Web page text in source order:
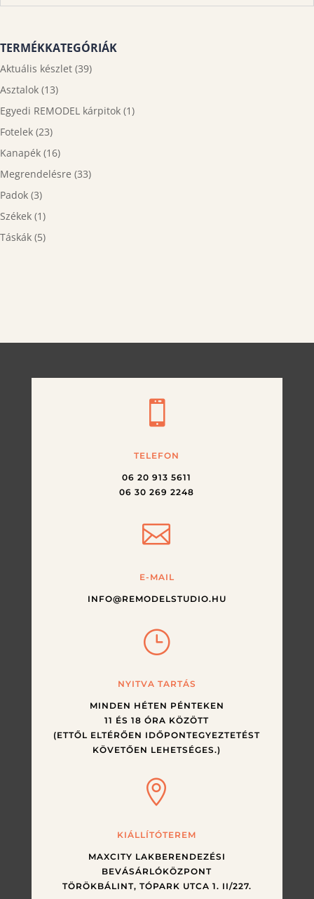
TERMÉKKATEGÓRIÁK
Aktuális készlet (39)
Asztalok (13)
Egyedi REMODEL kárpitok (1)
Fotelek (23)
Kanapék (16)
Megrendelésre (33)
Padok (3)
Székek (1)
Táskák (5)

TELEFON
06 20 913 5611
06 30 269 2248

E-MAIL
INFO@REMODELSTUDIO.HU
}
NYITVA TARTÁS
MINDEN HÉTEN PÉNTEKEN
11 ÉS 18 ÓRA KÖZÖTT
(ETTŐL ELTÉRŐEN IDŐPONTEGYEZTETÉST
KÖVETŐEN LEHETSÉGES.)

KIÁLLÍTÓTEREM
MAXCITY LAKBERENDEZÉSI
BEVÁSÁRLÓKÖZPONT
TÖRÖKBÁLINT, TÓPARK UTCA 1. II/227.